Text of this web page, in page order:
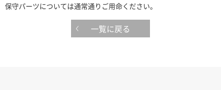
保守パーツについては通常通りご用命ください。
一覧に戻る